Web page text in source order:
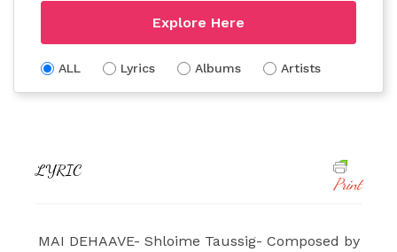
Explore Here
ALL Lyrics Albums Artists
LYRIC
Print
MAI DEHAAVE- Shloime Taussig- Composed by